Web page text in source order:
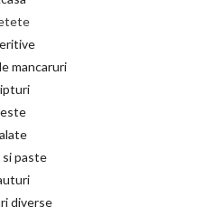
mancaruri
si paste
diverse